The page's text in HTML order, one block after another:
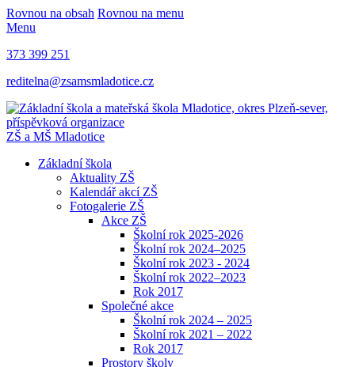
Rovnou na obsah Rovnou na menu
Menu
373 399 251
reditelna@zsamsmladotice.cz
ZŠ a MŠ Mladotice
Základní škola
Aktuality ZŠ
Kalendář akcí ZŠ
Fotogalerie ZŠ
Akce ZŠ
Školní rok 2025-2026
Školní rok 2024–2025
Školní rok 2023 - 2024
Školní rok 2022–2023
Rok 2017
Společné akce
Školní rok 2024 – 2025
Školní rok 2021 – 2022
Rok 2017
Prostory školy